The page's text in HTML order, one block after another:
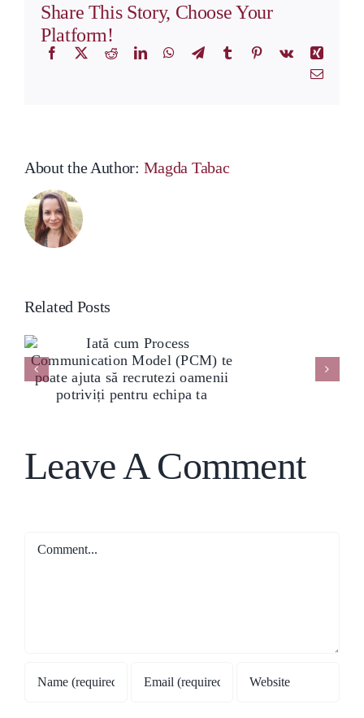
Share This Story, Choose Your
Platform!
Facebook RedditLinkedInWhatsApp
TelegramTumblr Pinterest
Vk
Xing
Email
About the Author: Magda Tabac
Related Posts
Leave A Comment
Comment